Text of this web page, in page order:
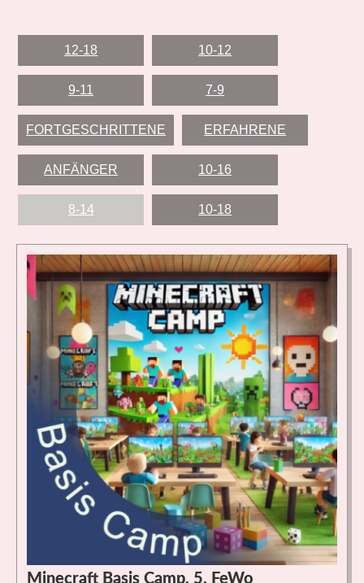
12-18 10-12
9-11 7-9
FORTGESCHRITTENE ERFAHRENE
ANFÄNGER 10-16
8-14 10-18
Minecraft Basis Camp, 5. FeWo